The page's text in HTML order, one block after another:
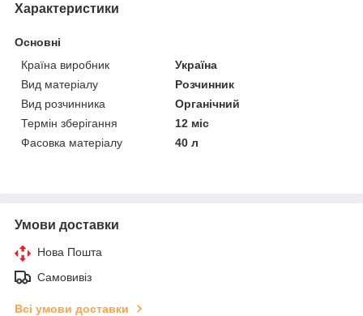
Характеристики
Основні
Країна виробник
Україна
Вид матеріалу
Розчинник
Вид розчинника
Органічний
Термін зберігання
12 міс
Фасовка матеріалу
40 л
Умови доставки
Нова Пошта
Самовивіз
Всі умови доставки